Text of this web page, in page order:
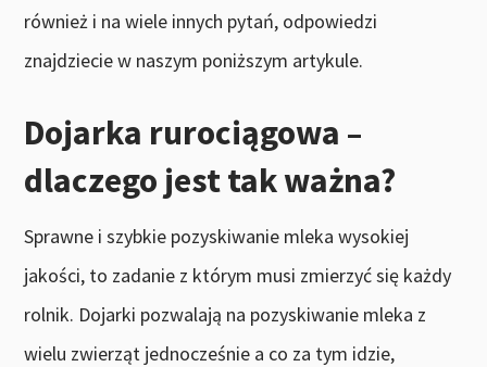
również i na wiele innych pytań, odpowiedzi
znajdziecie w naszym poniższym artykule.
Dojarka rurociągowa –
dlaczego jest tak ważna?
Sprawne i szybkie pozyskiwanie mleka wysokiej
jakości, to zadanie z którym musi zmierzyć się każdy
rolnik. Dojarki pozwalają na pozyskiwanie mleka z
wielu zwierząt jednocześnie a co za tym idzie,